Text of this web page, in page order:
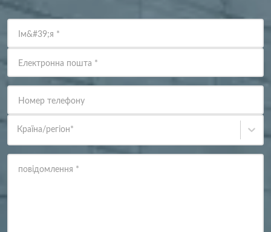
Ім&#39;я *
Електронна пошта *
Номер телефону
Країна/регіон*
повідомлення *